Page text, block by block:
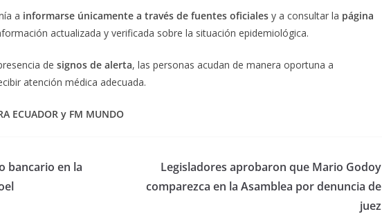
a informarse únicamente a través de fuentes oficiales y a consultar la página
actualizada y verificada sobre la situación epidemiológica.
de signos de alerta, las personas acudan de manera oportuna a
atención médica adecuada.
ECUADOR y FM MUNDO
bancario en la
Legisladores aprobaron que Mario Godoy
comparezca en la Asamblea por denuncia de
juez